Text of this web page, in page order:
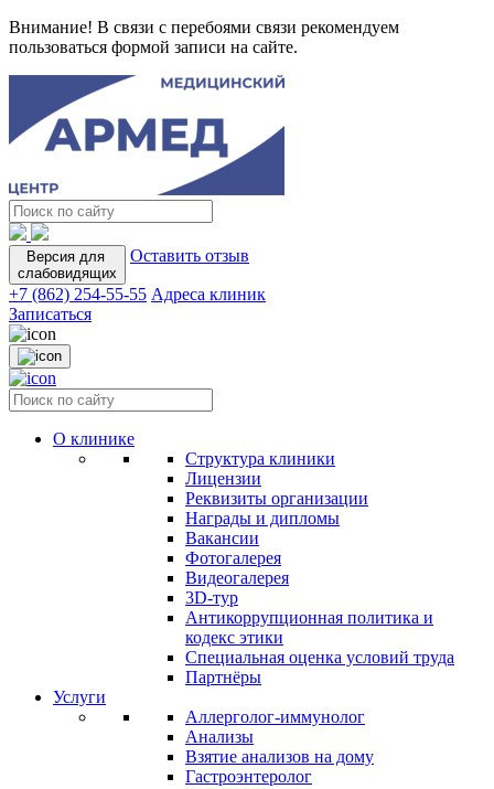
Внимание! В связи с перебоями связи рекомендуем
пользоваться формой записи на сайте.
Версия для
слабовидящих
Оставить отзыв
+7 (862) 254-55-55 Адреса клиник
Записаться
О клинике
Структура клиники
Лицензии
Реквизиты организации
Награды и дипломы
Вакансии
Фотогалерея
Видеогалерея
3D-тур
Антикоррупционная политика и
кодекс этики
Специальная оценка условий труда
Партнёры
Услуги
Аллерголог-иммунолог
Анализы
Взятие анализов на дому
Гастроэнтеролог